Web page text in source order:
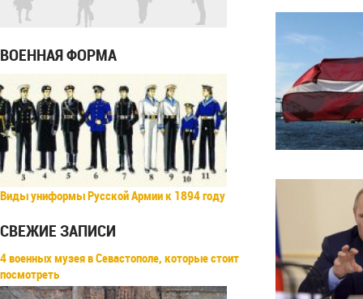
ВОЕННАЯ ФОРМА
Виды униформы Русской Армии к 1894 году
СВЕЖИЕ ЗАПИСИ
4 военных музея в Севастополе, которые стоит
посмотреть